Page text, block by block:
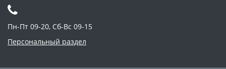
Пн-Пт 09-20, Сб-Вс 09-15
Персональный раздел